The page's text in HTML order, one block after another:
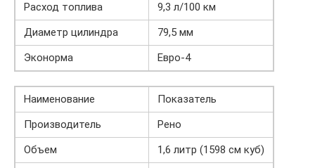
Расход топлива
9,3 л/100 км
Диаметр цилиндра
79,5 мм
Эконорма
Евро-4
Наименование
Показатель
Производитель
Рено
Объем
1,6 литр (1598 см куб)